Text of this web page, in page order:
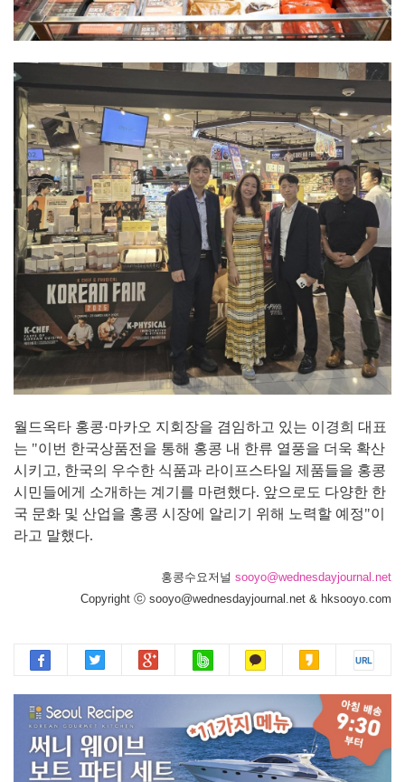
월드옥타 홍콩·마카오 지회장을 겸임하고 있는 이경희 대표
는 "이번 한국상품전을 통해 홍콩 내 한류 열풍을 더욱 확산
시키고, 한국의 우수한 식품과 라이프스타일 제품들을 홍콩
시민들에게 소개하는 계기를 마련했다. 앞으로도 다양한 한
국 문화 및 산업을 홍콩 시장에 알리기 위해 노력할 예정"이
라고 말했다.
홍콩수요저널 sooyo@wednesdayjournal.net
Copyright ⓒ sooyo@wednesdayjournal.net & hksooyo.com